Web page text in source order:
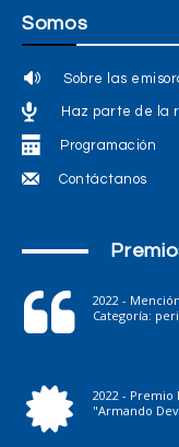
Somos
Sobre las
Haz parte de la
Programación
Contáctanos
2022 -
Categoría:
2022 - Premio
"Armando